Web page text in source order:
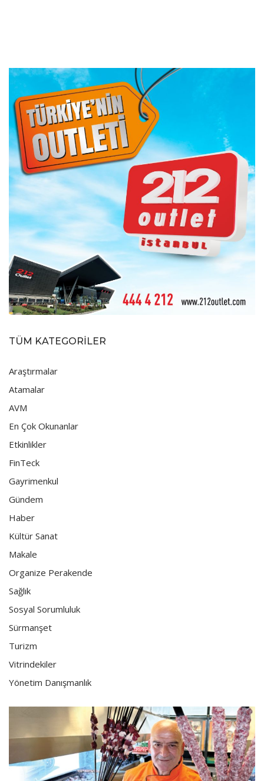
TÜM KATEGORİLER
Araştırmalar
Atamalar
AVM
En Çok Okunanlar
Etkinlikler
FinTeck
Gayrimenkul
Gündem
Haber
Kültür Sanat
Makale
Organize Perakende
Sağlık
Sosyal Sorumluluk
Sürmanşet
Turizm
Vitrindekiler
Yönetim Danışmanlık